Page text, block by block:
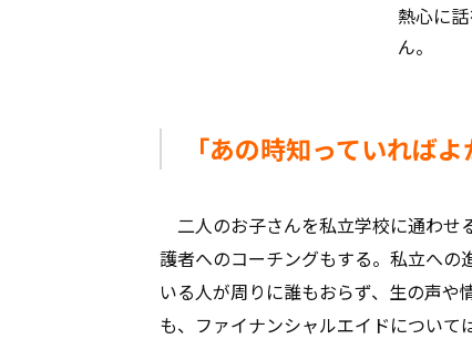
熱心に
ん。
「あの時知っていれば
二人のお子さんを私立学校に通わせ
護者へのコーチングもする。私立への
いる人が周りに誰もおらず、生の声
も、ファイナンシャルエイドについ